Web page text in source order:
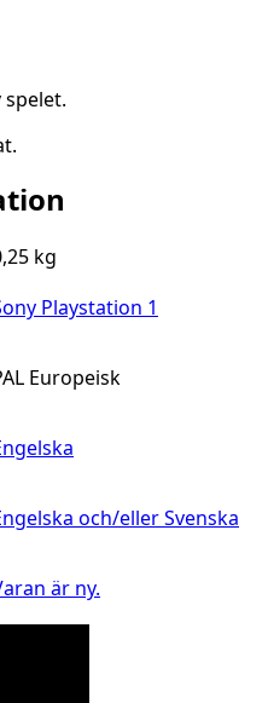
kg
Playstation 1
Europeisk
och/eller Svenska
är ny.